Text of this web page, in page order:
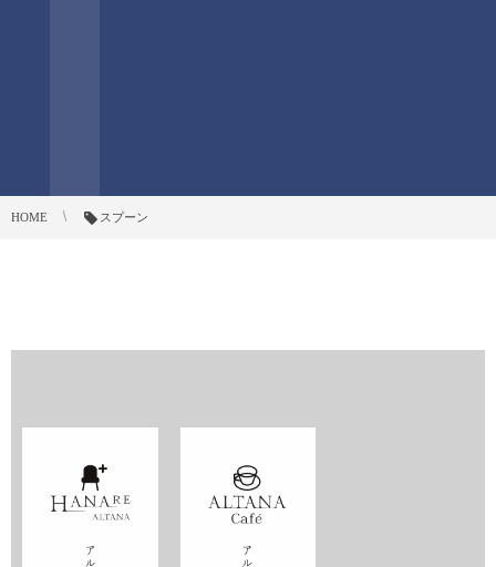
HOME スプーン
2020-06-28